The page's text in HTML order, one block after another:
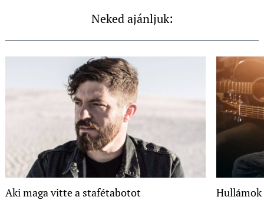
Neked ajánljuk:
Aki maga vitte a stafétabotot Hullámok